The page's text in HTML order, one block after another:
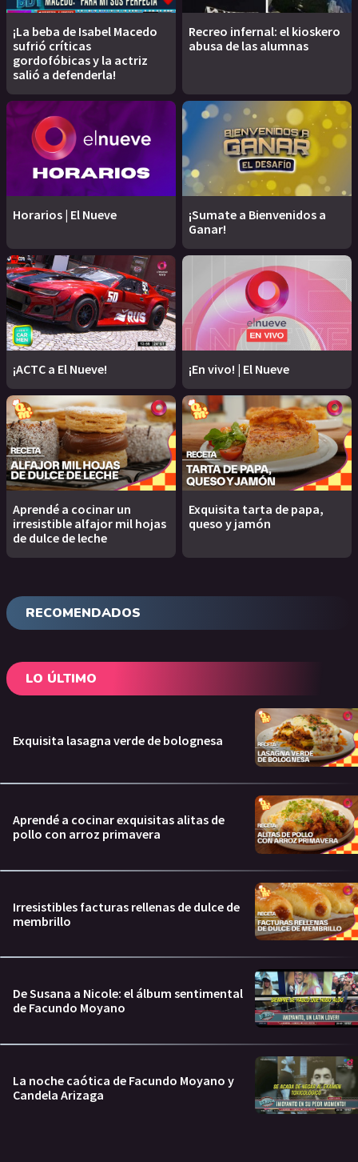
¡La beba de Isabel Macedo
sufrió críticas
gordofóbicas y la actriz
salió a defenderla!
Recreo infernal: el kioskero
abusa de las alumnas
Horarios | El Nueve
¡Sumate a Bienvenidos a
Ganar!
¡ACTC a El Nueve! ¡En vivo! | El Nueve
Aprendé a cocinar un
irresistible alfajor mil hojas
de dulce de leche
Exquisita tarta de papa,
queso y jamón
RECOMENDADOS
LO ÚLTIMO
Exquisita lasagna verde de bolognesa
Aprendé a cocinar exquisitas alitas de
pollo con arroz primavera
Irresistibles facturas rellenas de dulce de
membrillo
De Susana a Nicole: el álbum sentimental
de Facundo Moyano
La noche caótica de Facundo Moyano y
Candela Arizaga